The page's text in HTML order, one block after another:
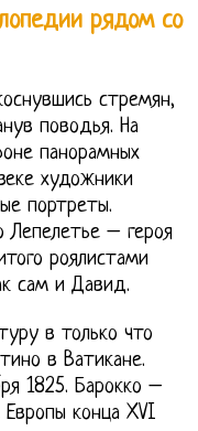
рядом со
стремян,
поводья. На
панорамных
художники
портреты.
Лепелетье – героя
роялистами
сам и Давид.
в только что
в Ватикане.
1825. Барокко –
конца XVI